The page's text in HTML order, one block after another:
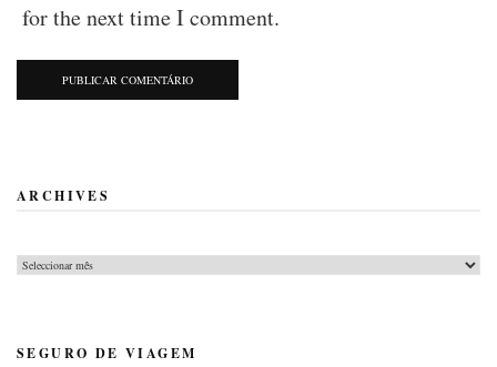
for the next time I comment.
ARCHIVES
Archives
SEGURO DE VIAGEM